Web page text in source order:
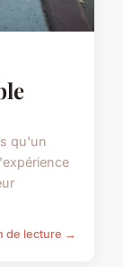
qu'un
de lecture →